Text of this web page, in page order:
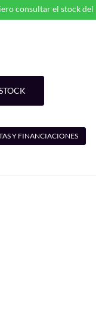
consultar el stock
Y FINANCIACIONES